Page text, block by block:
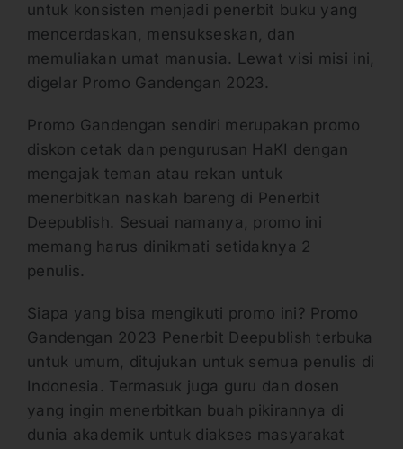
untuk konsisten menjadi penerbit buku yang
mencerdaskan, mensukseskan, dan
memuliakan umat manusia. Lewat visi misi ini,
digelar Promo Gandengan 2023.
Promo Gandengan sendiri merupakan promo
diskon cetak dan pengurusan HaKI dengan
mengajak teman atau rekan untuk
menerbitkan naskah bareng di Penerbit
Deepublish. Sesuai namanya, promo ini
memang harus dinikmati setidaknya 2
penulis.
Siapa yang bisa mengikuti promo ini? Promo
Gandengan 2023 Penerbit Deepublish terbuka
untuk umum, ditujukan untuk semua penulis di
Indonesia. Termasuk juga guru dan dosen
yang ingin menerbitkan buah pikirannya di
dunia akademik untuk diakses masyarakat